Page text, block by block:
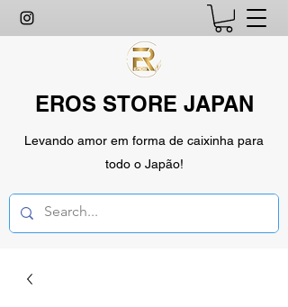
EROS STORE JAPAN
Levando amor em forma de caixinha para
todo o Japão!